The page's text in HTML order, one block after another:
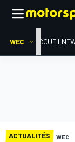
WEC ACCUEIL
ACTUALITÉS WEC